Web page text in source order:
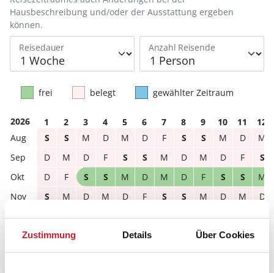
Zustimmung Details Über Cookies
Reisedauer Anzahl Reisende
Hausbeschreibung und/oder der Ausstattung ergeben
können.
frei belegt gewählter Zeitraum
2026 1 2 3 4 5 6 7 8 9 10 11
12
S
S M D M D F S S M D
M
D
M D F S S M D M D F
S
D
F S S M D M D F S S
M
S
M D M D F S S M D M
D
D
M D F S S M D M D F S